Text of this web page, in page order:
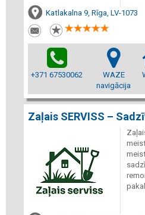
Katlakalna 9, Rīga, LV-1073
+371 67530062
WAZE
navigācija
Zaļais SERVISS –